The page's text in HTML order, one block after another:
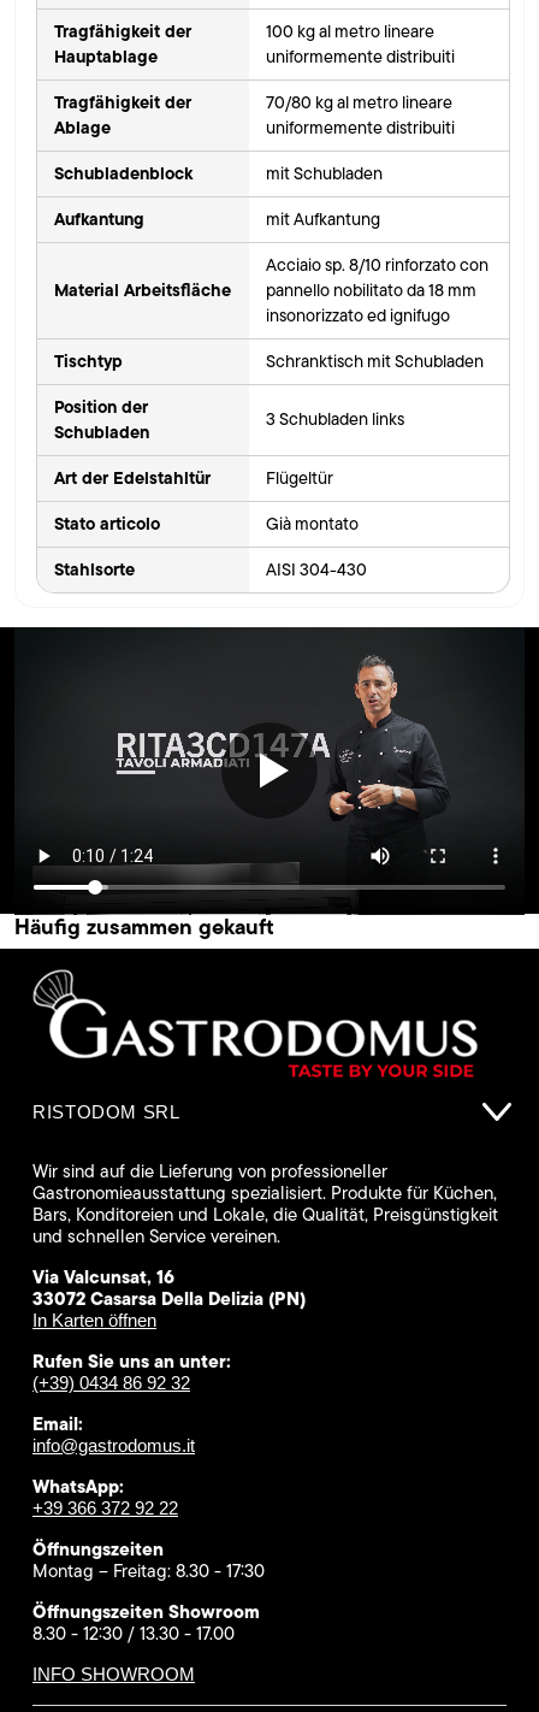
Tragfähigkeit der
Hauptablage
100 kg al metro lineare
uniformemente distribuiti
Tragfähigkeit der
Ablage
70/80 kg al metro lineare
uniformemente distribuiti
Schubladenblock mit Schubladen
Aufkantung mit Aufkantung
Material Arbeitsfläche
Acciaio sp. 8/10 rinforzato con
pannello nobilitato da 18 mm
insonorizzato ed ignifugo
Tischtyp Schranktisch mit Schubladen
Position der
Schubladen
3 Schubladen links
Art der Edelstahltür Flügeltür
Stato articolo Già montato
Stahlsorte AISI 304-430
Häufig zusammen gekauft
RISTODOM SRL
Wir sind auf die Lieferung von professioneller
Gastronomieausstattung spezialisiert. Produkte für Küchen,
Bars, Konditoreien und Lokale, die Qualität, Preisgünstigkeit
und schnellen Service vereinen.
Via Valcunsat, 16
33072 Casarsa Della Delizia (PN)
In Karten öffnen
Rufen Sie uns an unter:
(+39) 0434 86 92 32
Email:
info@gastrodomus.it
WhatsApp:
+39 366 372 92 22
Öffnungszeiten
Montag – Freitag: 8.30 - 17:30
Öffnungszeiten Showroom
8.30 - 12:30 / 13.30 - 17.00
INFO SHOWROOM